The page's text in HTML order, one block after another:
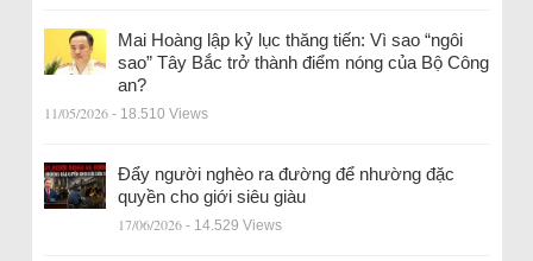
Mai Hoàng lập kỷ lục thăng tiến: Vì sao “ngôi
sao” Tây Bắc trở thành điểm nóng của Bộ Công
an?
11/05/2026 - 18.510 Views
Đẩy người nghèo ra đường để nhường đặc
quyền cho giới siêu giàu
17/06/2026 - 14.529 Views